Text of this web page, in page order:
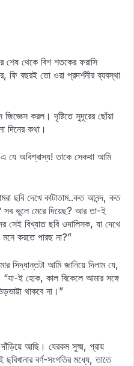
শেষ থেকে বিশ শতকের ফরাসি
বছরই তো ওরা প্রদর্শনীর ব্যবস্থা
জিজ্ঞেস করল। দৃষ্টিতে সুদূরের ছোঁয়া
দিনের কথা।
যে অবিশ্বাস্য! তাকে সেকথা আমি
ছবি দেখে কাটাতাম..কত আনন্দ, কত
ভুলে মেরে দিয়েছ? আর তা-ই
সেই বিখ্যাত ছবি ওদালিসক, যা দেখে
করতে পারছ না?”
সিদ্ধান্তটা আমি জানিয়ে দিলাম যে,
ই হোক, কাল বিকেলে আমার সঙ্গে
থাকবে না।”
আছি। যেরকম সুক্ষ্ম, প্রায়
ছবিখানার বর্ণ-সংগতির মধ্যে, তাতে